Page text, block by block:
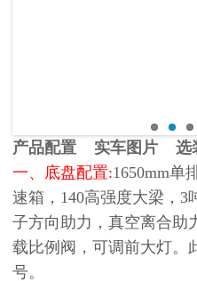
产品配置 实车图片 选
一、底盘配置:1650mm单
速箱，140高强度大梁，3
子方向助力，真空离合助
载比例阀，可调前大灯。
号。